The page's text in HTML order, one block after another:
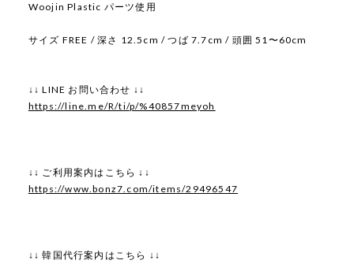
Woojin Plastic パーツ使用
サイズ FREE / 深さ 12.5cm / つば 7.7cm / 頭囲 51〜60cm
↓↓ LINE お問い合わせ ↓↓
https://line.me/R/ti/p/%40857meyoh
↓↓ ご利用案内はこちら ↓↓
https://www.bonz7.com/items/29496547
↓↓ 韓国代行案内はこちら ↓↓